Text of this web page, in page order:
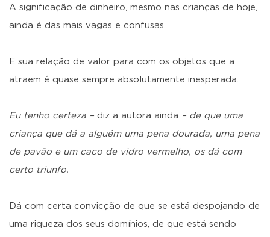
A significação de dinheiro, mesmo nas crianças de hoje,
ainda é das mais vagas e confusas.
E sua relação de valor para com os objetos que a
atraem é quase sempre absolutamente inesperada.
Eu tenho certeza – diz a autora ainda – de que uma
criança que dá a alguém uma pena dourada, uma pena
de pavão e um caco de vidro vermelho, os dá com
certo triunfo.
Dá com certa convicção de que se está despojando de
uma riqueza dos seus domínios, de que está sendo